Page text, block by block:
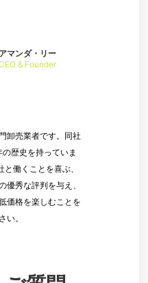
卸売業者です。同社
歴史を持っていま
働くことを喜ぶ、
優秀な評判を与え、
価格を楽しむことを
い。
アマンダ・リー
& Founder